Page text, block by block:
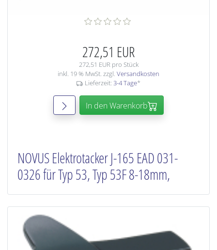
272,51 EUR
272,51 EUR pro Stück
inkl. 19 % MwSt. zzgl. Versandkosten
Lieferzeit: 3-4 Tage*
In den Warenkorb
NOVUS Elektrotacker J-165 EAD 031-
0326 für Typ 53, Typ 53F 8-18mm,